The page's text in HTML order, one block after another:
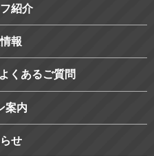
紹介
報
くあるご質問
案内
せ